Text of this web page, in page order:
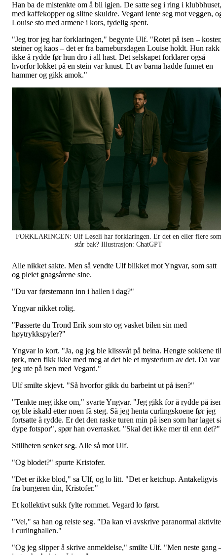
Han ba de mistenkte om å bli igjen. De satte seg i ring i klubbhuset,
med kaffekopper og slitne skuldre. Vegard lente seg mot veggen,
Louise sto med armene i kors, tydelig spent.
"Jeg tror jeg har forklaringen," begynte Ulf. "Rotet på isen –
steiner og kaos – det er fra barnebursdagen Louise holdt. Hun rakk
ikke å rydde før hun dro i all hast. Det selskapet forklarer også
hvorfor lokket på en stein var knust. Et av barna hadde funnet en
hammer og gikk amok."
FORKLARINGEN: Ulf Løseli har forklaringen. Er det en eller flere som
står bak? Illustrasjon: ChatGPT
Alle nikket sakte. Men så vendte Ulf blikket mot Yngvar, som satt
og pleiet gnagsårene sine.
"Du var førstemann inn i hallen i dag?"
Yngvar nikket rolig.
"Passerte du Trond Erik som sto og vasket bilen sin med
høytrykkspyler?"
Yngvar lo kort. "Ja, og jeg ble klissvåt på beina. Hengte sokkene til
tørk, men fikk ikke med meg at det ble et mysterium av det. Da var
jeg ute på isen med Vegard."
Ulf smilte skjevt. "Så hvorfor gikk du barbeint ut på isen?"
"Tenkte meg ikke om," svarte Yngvar. "Jeg gikk for å rydde på
og ble iskald etter noen få steg. Så jeg henta curlingskoene før jeg
fortsatte å rydde. Er det den raske turen min på isen som har laget
dype fotspor", spør han overrasket. "Skal det ikke mer til enn det?"
Stillheten senket seg. Alle så mot Ulf.
"Og blodet?" spurte Kristofer.
"Det er ikke blod," sa Ulf, og lo litt. "Det er ketchup. Antakeligvis
fra burgeren din, Kristofer."
Et kollektivt sukk fylte rommet. Vegard lo først.
"Vel," sa han og reiste seg. "Da kan vi avskrive paranormal
i curlinghallen."
"Og jeg slipper å skrive anmeldelse," smilte Ulf. "Men neste gang